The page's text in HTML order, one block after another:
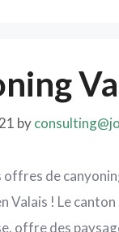
by
offres de
Valais ! Le
offre des